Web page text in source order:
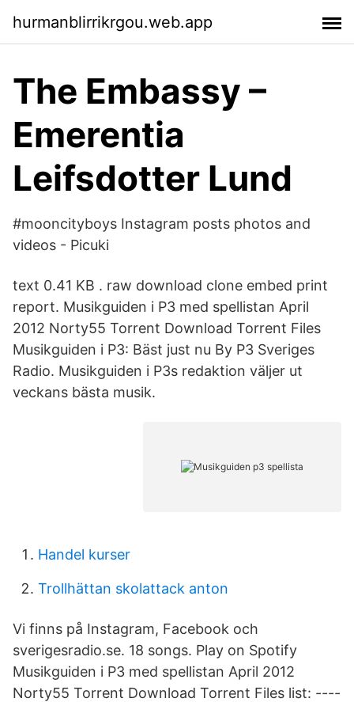
hurmanblirrikrgou.web.app
The Embassy –
Emerentia
Leifsdotter Lund
#mooncityboys Instagram posts photos and
videos - Picuki
text 0.41 KB . raw download clone embed print
report. Musikguiden i P3 med spellistan April
2012 Norty55 Torrent Download Torrent Files
Musikguiden i P3: Bäst just nu By P3 Sveriges
Radio. Musikguiden i P3s redaktion väljer ut
veckans bästa musik.
Handel kurser
Trollhättan skolattack anton
Vi finns på Instagram, Facebook och
sverigesradio.se. 18 songs. Play on Spotify
Musikguiden i P3 med spellistan April 2012
Norty55 Torrent Download Torrent Files list: ----